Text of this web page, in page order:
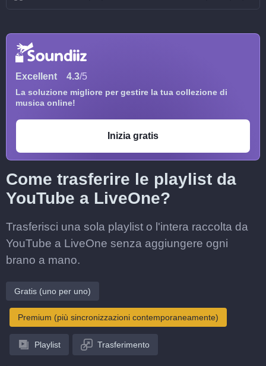
Excellent 4.3/5
La soluzione migliore per gestire la tua collezione di
musica online!
Inizia gratis
Come trasferire le playlist da
YouTube a LiveOne?
Trasferisci una sola playlist o l'intera raccolta da
YouTube a LiveOne senza aggiungere ogni
brano a mano.
Gratis (uno per uno)
Premium (più sincronizzazioni contemporaneamente)
Playlist Trasferimento